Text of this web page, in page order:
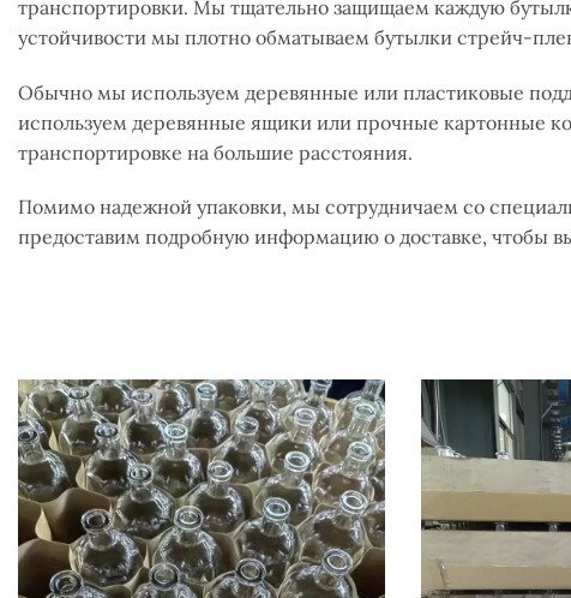
транспортировки. Мы тщательно защищаем каждую
устойчивости мы плотно обматываем бутылки стрейч-
Обычно мы используем деревянные или пластиковые
используем деревянные ящики или прочные картонные
транспортировке на большие расстояния.
Помимо надежной упаковки, мы сотрудничаем со
предоставим подробную информацию о доставке, чтобы